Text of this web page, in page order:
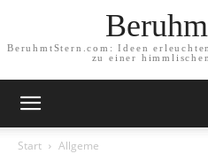
BeruhmtStern.com: Ideen
zu einer
Start Allgeme